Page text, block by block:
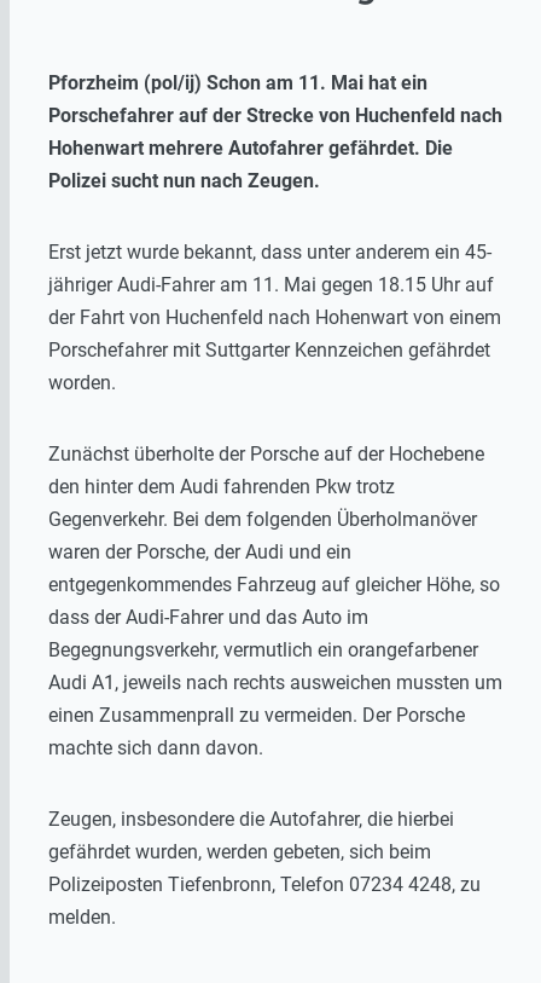
Pforzheim (pol/ij) Schon am 11. Mai hat ein
Porschefahrer auf der Strecke von Huchenfeld nach
Hohenwart mehrere Autofahrer gefährdet. Die
Polizei sucht nun nach Zeugen.
Erst jetzt wurde bekannt, dass unter anderem ein 45-
jähriger Audi-Fahrer am 11. Mai gegen 18.15 Uhr auf
der Fahrt von Huchenfeld nach Hohenwart von einem
Porschefahrer mit Suttgarter Kennzeichen gefährdet
worden.
Zunächst überholte der Porsche auf der Hochebene
den hinter dem Audi fahrenden Pkw trotz
Gegenverkehr. Bei dem folgenden Überholmanöver
waren der Porsche, der Audi und ein
entgegenkommendes Fahrzeug auf gleicher Höhe, so
dass der Audi-Fahrer und das Auto im
Begegnungsverkehr, vermutlich ein orangefarbener
Audi A1, jeweils nach rechts ausweichen mussten um
einen Zusammenprall zu vermeiden. Der Porsche
machte sich dann davon.
Zeugen, insbesondere die Autofahrer, die hierbei
gefährdet wurden, werden gebeten, sich beim
Polizeiposten Tiefenbronn, Telefon 07234 4248, zu
melden.